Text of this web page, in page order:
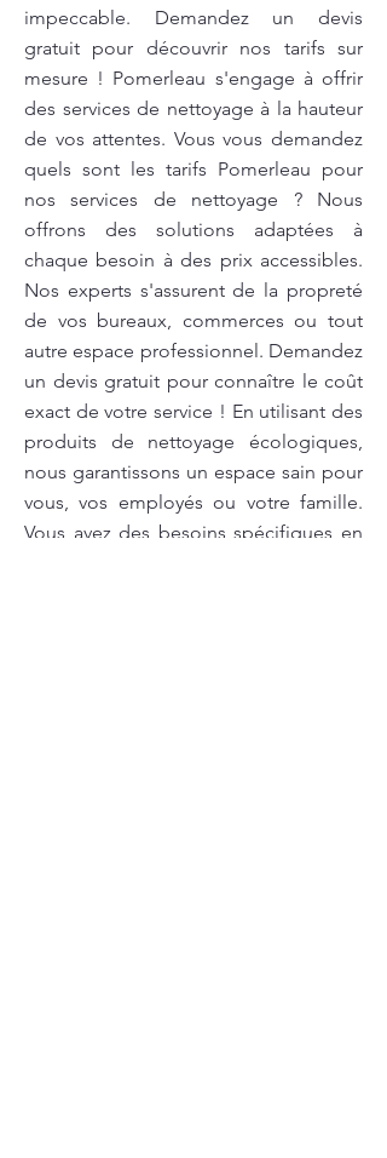
impeccable. Demandez un devis
gratuit pour découvrir nos tarifs sur
mesure ! Pomerleau s'engage à offrir
des services de nettoyage à la hauteur
de vos attentes. Vous vous demandez
quels sont les tarifs Pomerleau pour
nos services de nettoyage ? Nous
offrons des solutions adaptées à
chaque besoin à des prix accessibles.
Nos experts s'assurent de la propreté
de vos bureaux, commerces ou tout
autre espace professionnel. Demandez
un devis gratuit pour connaître le coût
exact de votre service ! En utilisant des
produits de nettoyage écologiques,
nous garantissons un espace sain pour
vous, vos employés ou votre famille.
Vous avez des besoins spécifiques en